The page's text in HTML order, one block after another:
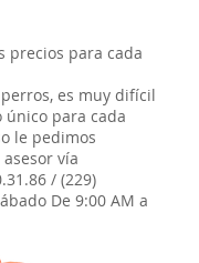
precios para cada
es muy difícil
para cada
le pedimos
vía
/ (229)
De 9:00 AM a